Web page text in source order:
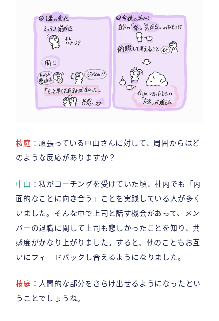
桜庭 ：頑張っている中山さんに対して、周囲からはど
のような反応がありますか？
中山 ：私がコーチングを受けていた頃、社内でも「内
面的なことに向き合う」ことを実践している人が多く
いました。そんな中で上司と話す機会があって、メン
バーの退職に関して上司も悲しかったことを知り、共
感度がかなり上がりました。すると、他のこともお互
いにフィードバックし合えるようになりました。
桜庭 ：人間的な部分をさらけ出せるようになったとい
うことでしょうね。